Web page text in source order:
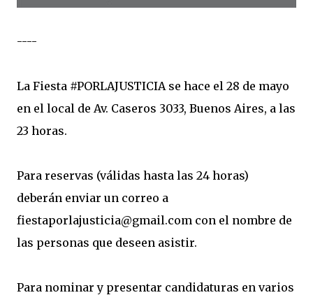
----
La Fiesta #PORLAJUSTICIA se hace el 28 de mayo
en el local de Av. Caseros 3033, Buenos Aires, a las
23 horas.
Para reservas (válidas hasta las 24 horas)
deberán enviar un correo a
fiestaporlajusticia@gmail.com con el nombre de
las personas que deseen asistir.
Para nominar y presentar candidaturas en varios